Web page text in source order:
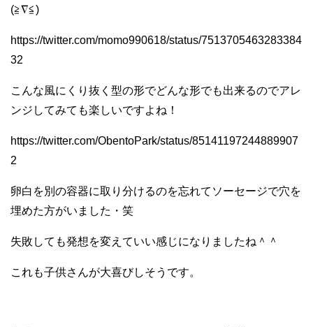
(≧∇≦)
https://twitter.com/momo990618/status/7513705463283384
32
こんな風にくり抜く型の形でどんな形でも出来るのでアレ
ンジしてみても楽しいですよね！
https://twitter.com/ObentoPark/status/85141197244889907
2
卵白を別の容器に取り分けるのを忘れてソーセージで穴を
埋めた方がいました・笑
失敗しても発想を変えていい感じになりましたね＾＾
これも子供さんが大喜びしそうです。